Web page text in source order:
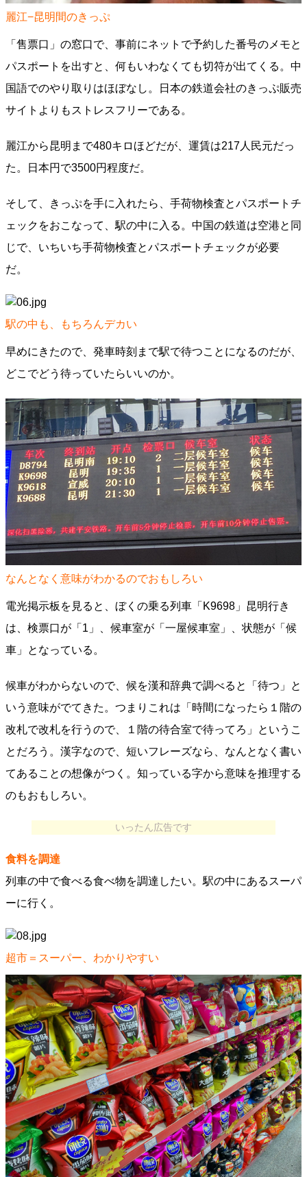
麗江−昆明間のきっぷ
「售票口」の窓口で、事前にネットで予約した番号のメモと
パスポートを出すと、何もいわなくても切符が出てくる。中
国語でのやり取りはほぼなし。日本の鉄道会社のきっぷ販売
サイトよりもストレスフリーである。
麗江から昆明まで480キロほどだが、運賃は217人民元だっ
た。日本円で3500円程度だ。
そして、きっぷを手に入れたら、手荷物検査とパスポートチ
ェックをおこなって、駅の中に入る。中国の鉄道は空港と同
じで、いちいち手荷物検査とパスポートチェックが必要
だ。
駅の中も、もちろんデカい
早めにきたので、発車時刻まで駅で待つことになるのだが、
どこでどう待っていたらいいのか。
なんとなく意味がわかるのでおもしろい
電光掲示板を見ると、ぼくの乗る列車「K9698」昆明行き
は、検票口が「1」、候車室が「一屋候車室」、状態が「候
車」となっている。
候車がわからないので、候を漢和辞典で調べると「待つ」と
いう意味がでてきた。つまりこれは「時間になったら１階の
改札で改札を行うので、１階の待合室で待ってろ」というこ
とだろう。漢字なので、短いフレーズなら、なんとなく書い
てあることの想像がつく。知っている字から意味を推理する
のもおもしろい。
いったん広告です
食料を調達
列車の中で食べる食べ物を調達したい。駅の中にあるスーパ
ーに行く。
超市＝スーパー、わかりやすい